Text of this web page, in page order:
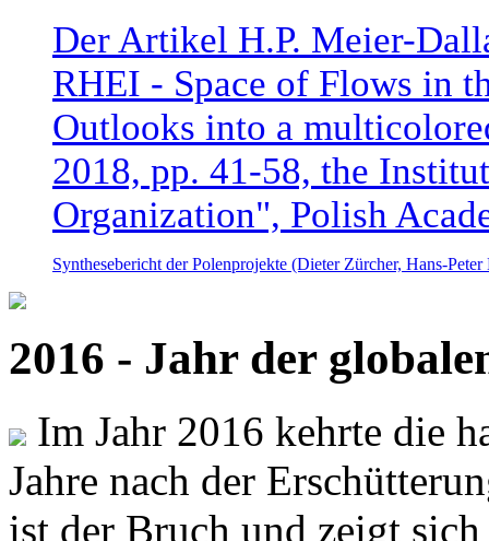
Der Artikel H.P. Meier-
RHEI - Space of Flows in
Outlooks into a
2018, pp. 41-58, the
Organization", Polish
Synthesebericht der Polenprojekte (Dieter Zürcher, Hans-
2016 - Jahr der
Im Jahr 2016 kehrte die
Jahre nach der
ist der Bruch und zeigt